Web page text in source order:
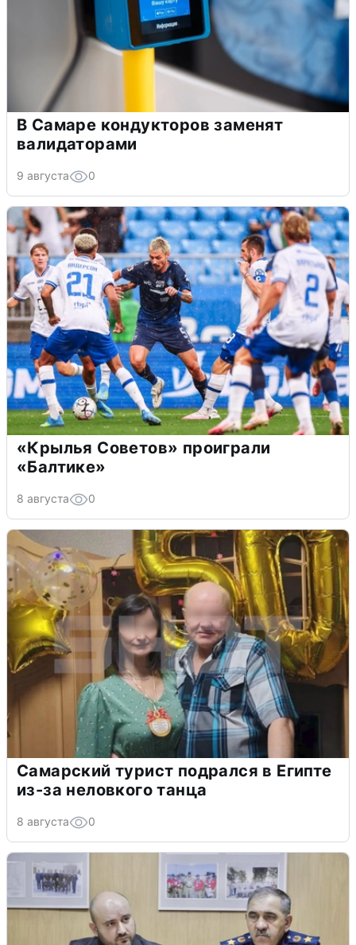
В Самаре кондукторов заменят
валидаторами
9 августа 0
«Крылья Советов» проиграли
«Балтике»
8 августа 0
Самарский турист подрался в Египте
из-за неловкого танца
8 августа 0